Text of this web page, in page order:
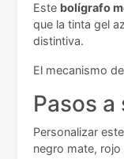
Este bolígrafo
que la tinta gel
distintiva.
El mecanismo
Pasos a
Personalizar
negro mate,